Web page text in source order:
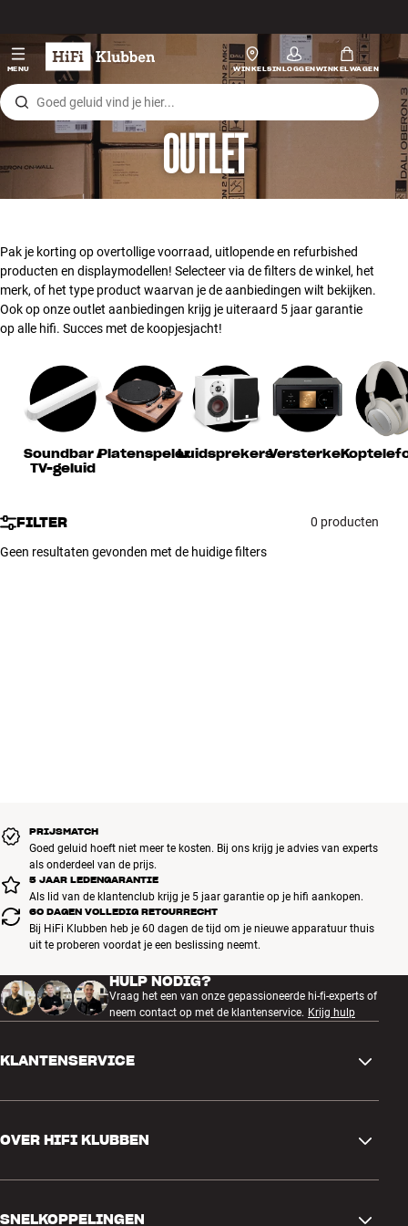
MENU WINKELSINLOGGENWINKELWAGEN
Hi-fi
Luidsprekers
Platenspeler
Koptelefoons
Surround
Tv
Systeem
Kabels
Accessoires
INSPIRATIE
MERKEN
NIEUW
OUTLET
Pak je korting op overtollige voorraad, uitlopende en refurbished
producten en displaymodellen! Selecteer via de filters de winkel, het
merk, of het type product waarvan je de aanbiedingen wilt bekijken.
Ook op onze outlet aanbiedingen krijg je uiteraard 5 jaar garantie
op alle hifi. Succes met de koopjesjacht!
Soundbar /
TV-geluid
PlatenspelerLuidsprekersVersterker
FILTER 0 producten
Geen resultaten gevonden met de huidige filters
PRIJSMATCH
Goed geluid hoeft niet meer te kosten. Bij ons krijg je advies van experts
als onderdeel van de prijs.
5 JAAR LEDENGARANTIE
Als lid van de klantenclub krijg je 5 jaar garantie op je hifi aankopen.
60 DAGEN VOLLEDIG RETOURRECHT
Bij HiFi Klubben heb je 60 dagen de tijd om je nieuwe apparatuur thuis
uit te proberen voordat je een beslissing neemt.
HULP NODIG?
Vraag het een van onze gepassioneerde hi-fi-experts of
neem contact op met de klantenservice. Krijg hulp
KLANTENSERVICE
Ruilen en retourneren
Bestelling herroepen
OVER HIFI KLUBBEN
SNELKOPPELINGEN